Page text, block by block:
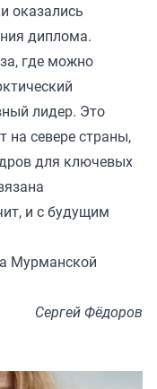
оказались
диплома.
где можно
лидер. Это
на севере страны,
для ключевых
и с будущим
Мурманской
Сергей Фёдоров